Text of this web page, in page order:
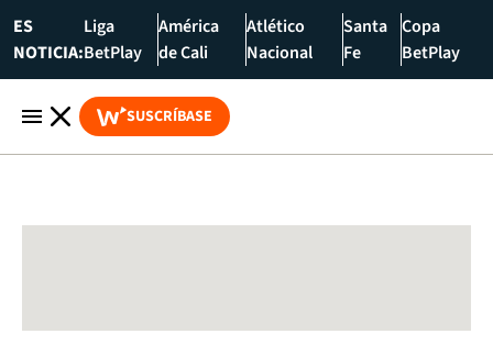
ES
NOTICIA:
Liga
BetPlay
América
de Cali
Atlético
Nacional
Santa
Fe
Copa
BetPlay
SUSCRÍBASE